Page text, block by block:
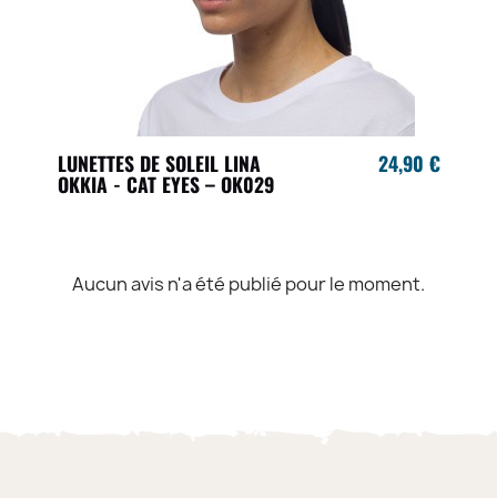
LUNETTES DE SOLEIL LINA
OKKIA - CAT EYES – OK029
24,90 €
Aucun avis n'a été publié pour le moment.